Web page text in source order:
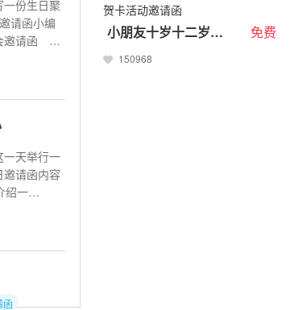
份生日聚
请函小编
会邀请函
天举行一
请函内容
绍一
函
小朋友十岁十二岁生日请柬祝福贺卡活动邀请函 免费
150968